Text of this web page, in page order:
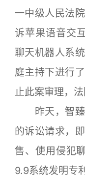
一中级人民法
诉苹果语音交
聊天机器人系
庭主持下进行
止此案审理，法
昨天，智臻
的诉讼请求，
售、使用侵犯
9.9系统发明专